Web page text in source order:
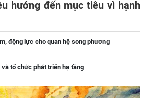
hướng đến mục tiêu vì hạnh
động lực cho quan hệ song phương
tổ chức phát triển hạ tầng